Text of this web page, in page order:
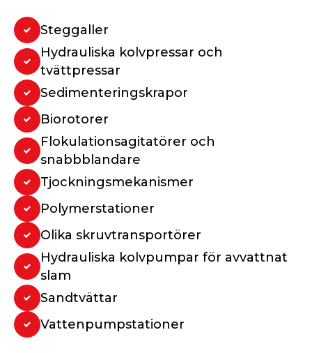
Steggaller
Hydrauliska kolvpressar och
tvättpressar
Sedimenteringskrapor
Biorotorer
Flokulationsagitatörer och
snabbblandare
Tjockningsmekanismer
Polymerstationer
Olika skruvtransportörer
Hydrauliska kolvpumpar för avvattnat
slam
Sandtvättar
Vattenpumpstationer